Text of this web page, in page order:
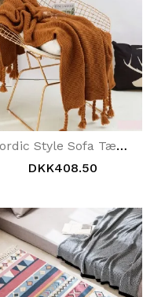
Nordic Style Sofa Tæppe Fritid | Hjem Dekoration
DKK408.50